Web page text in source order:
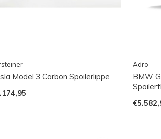
Model 3 Carbon Spoilerlippe
Adro
BMW